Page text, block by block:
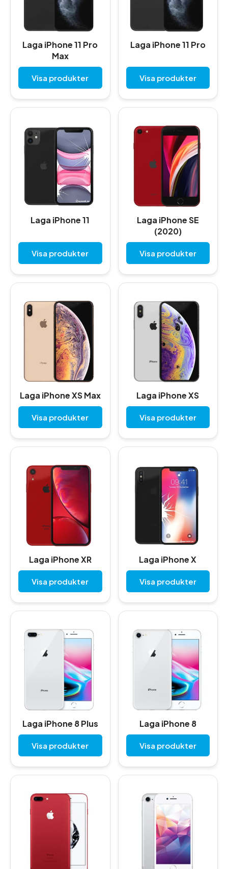
Laga iPhone 11 Pro
Max
Visa produkter
Laga iPhone 11 Pro
Visa produkter
Laga iPhone 11
Visa produkter
Laga iPhone SE
(2020)
Visa produkter
Laga iPhone XS Max
Visa produkter
Laga iPhone XS
Visa produkter
Laga iPhone XR
Visa produkter
Laga iPhone X
Visa produkter
Laga iPhone 8 Plus
Visa produkter
Laga iPhone 8
Visa produkter